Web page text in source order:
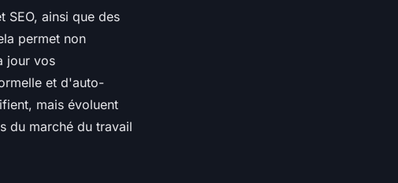
SEO, ainsi que des
permet non
jour vos
et d'auto-
mais évoluent
du marché du travail